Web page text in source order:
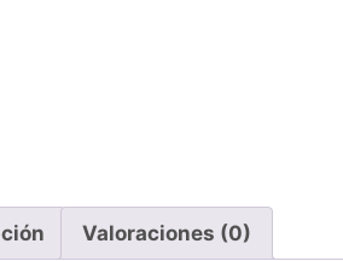
Valoraciones (0)